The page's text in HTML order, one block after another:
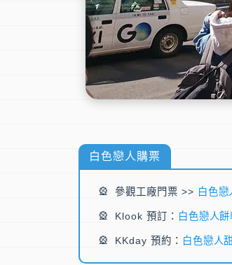
白色戀人購票
參觀工廠門票 >> 白色戀
Klook 預訂： 白色戀人
KKday 預約： 白色戀人